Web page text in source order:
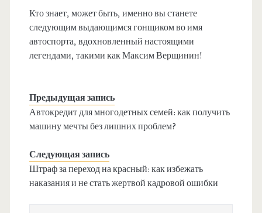
Кто знает, может быть, именно вы станете
следующим выдающимся гонщиком во имя
автоспорта, вдохновленный настоящими
легендами, такими как Максим Верщинин!
Предыдущая запись
Автокредит для многодетных семей: как получить
машину мечты без лишних проблем?
Следующая запись
Штраф за переход на красный: как избежать
наказания и не стать жертвой кадровой ошибки